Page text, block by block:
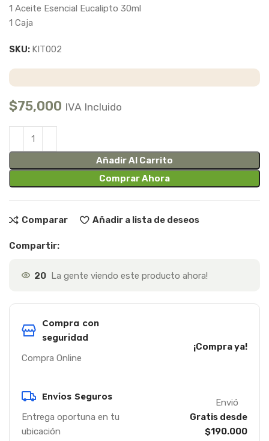
1 Aceite Esencial Eucalipto 30ml
1 Caja
SKU: KIT002
$75,000 IVA Incluido
Añadir Al Carrito
Comprar Ahora
Comparar Añadir a lista de deseos
Compartir:
20 La gente viendo este producto ahora!
Compra con
seguridad
Compra Online
¡Compra ya!
Envíos Seguros
Entrega oportuna en tu
ubicación
Envió
Gratis desde
$190.000